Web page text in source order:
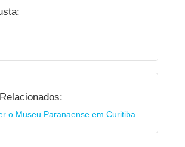
o Museu Paranaense em Curitiba